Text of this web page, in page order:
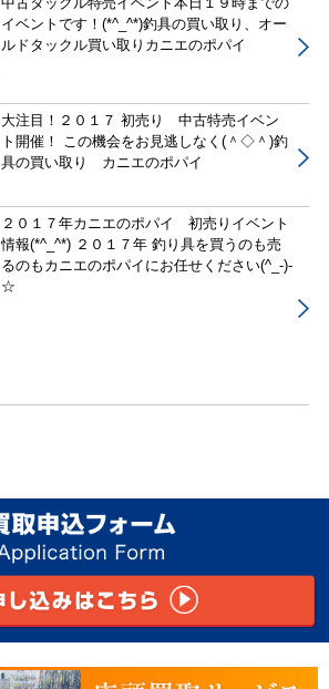
イベントです！(*^_^*)釣具の買い取り、オー
ルドタックル買い取りカニエのポパイ
大注目！２０１７ 初売り 中古特売イベン
ト開催！ この機会をお見逃しなく(＾◇＾)釣
具の買い取り カニエのポパイ
２０１７年カニエのポパイ 初売りイベント
情報(*^_^*) ２０１７年 釣り具を買うのも売
るのもカニエのポパイにお任せください(^_-)-
☆